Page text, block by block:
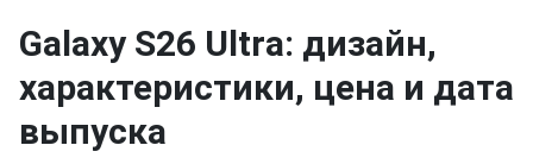
Galaxy S26 Ultra: дизайн,
характеристики, цена и дата
выпуска